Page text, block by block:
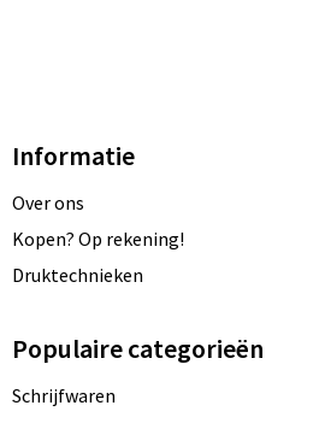
Informatie
Over ons
Kopen? Op rekening!
Druktechnieken
Populaire categorieën
Schrijfwaren